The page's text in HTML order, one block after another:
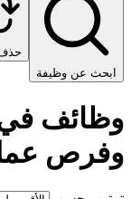
ابحث عن وظيفة
حذف
وظائف
وفرص عمل